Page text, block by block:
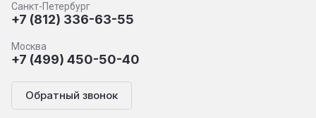
Санкт-Петербург
+7 (812) 336-63-55
Москва
+7 (499) 450-50-40
Обратный звонок